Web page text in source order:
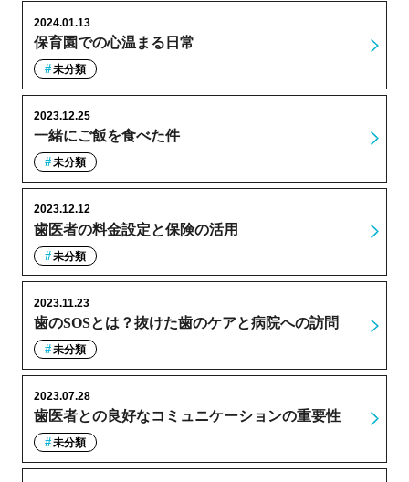
保育園での心温まる日常
2024.01.13
未分類
一緒にご飯を食べた件
2023.12.25
未分類
歯医者の料金設定と保険の活用
2023.12.12
未分類
歯のSOSとは？抜けた歯のケアと病院への訪問
2023.11.23
未分類
歯医者との良好なコミュニケーションの重要性
2023.07.28
未分類